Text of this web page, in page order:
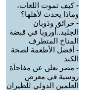
-كيف تموت اللغات،
وماذا يحدث لأهلها؟
- حرائق وذوبان
الجليد..أوروبا في قبضة
المناخ المتطرف
- أفضل الأطعمة لصحة
الكبد
- مصر تعلن عن مفاجأة
روسية في معرض
العلمين الدولي للطيران